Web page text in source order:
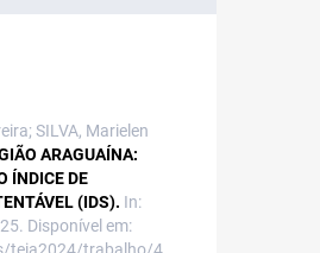
SILVA, Marielen
ARAGUAÍNA:
ÍNDICE DE
(IDS). In:
Disponível em: